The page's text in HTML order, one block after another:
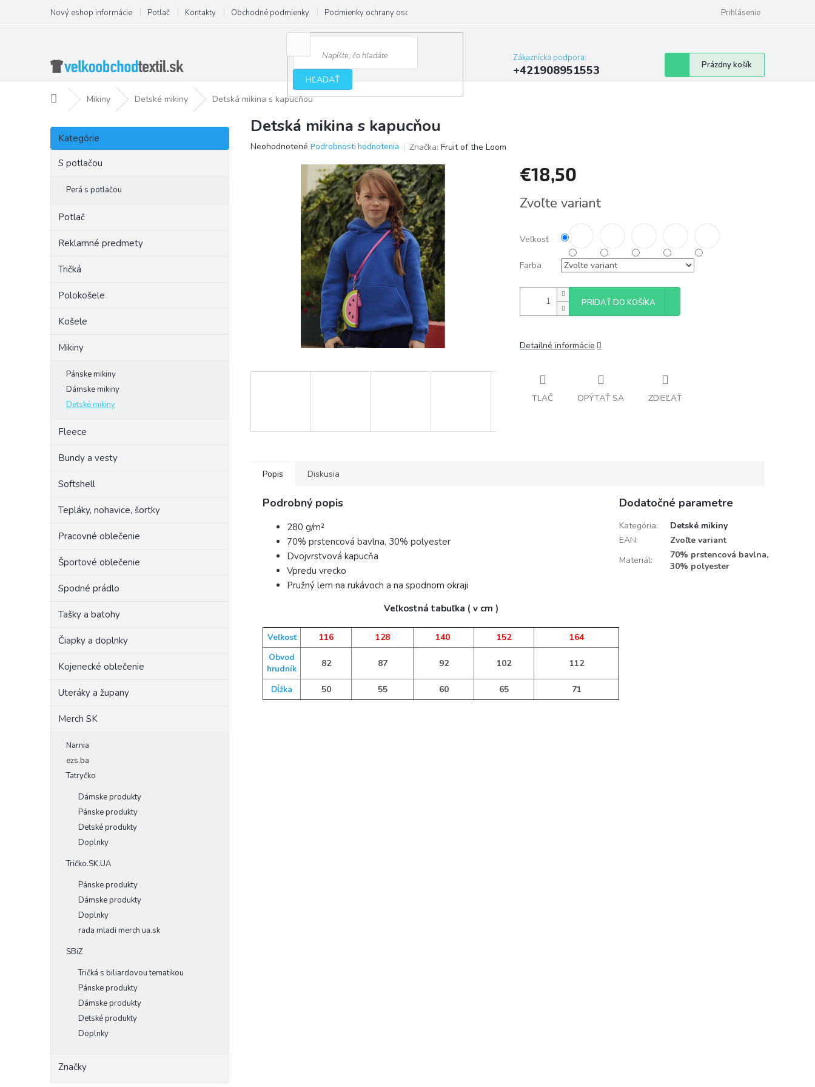
obsah
Nový eshop informácie Potlač Kontakty Obchodné podmienky Podmienky ochrany osobných údajov Prihlásenie
HĽADAŤ
Zákaznícka podpora:
+421908951553
Nákupný
košík
Prázdny košík
DomovMikiny Detské mikiny Detská mikina s kapucňou
B
č
Preskočiť
kategórie
Kategórie
S potlačou
Perá s potlačou
Potlač
Reklamné predmety
Tričká
Polokošele
Košele
Mikiny
Pánske mikiny
Dámske mikiny
Detské mikiny
Fleece
Bundy a vesty
Softshell
Tepláky, nohavice, šortky
Pracovné oblečenie
Športové oblečenie
Spodné prádlo
Tašky a batohy
Čiapky a doplnky
Kojenecké oblečenie
Uteráky a župany
Merch SK
Narnia
ezs.ba
Tatryčko
Dámske produkty
Pánske produkty
Detské produkty
Doplnky
Tričko.SK.UA
Pánske produkty
Dámske produkty
Doplnky
rada mladi merch ua.sk
SBiZ
Tričká s biliardovou tematikou
Pánske produkty
Dámske produkty
Detské produkty
Doplnky
Značky
Detská mikina s kapucňou
Priemerné
Neohodnotené Podrobnosti hodnotenia Značka: Fruit of the Loom
€18,50
cena:
Zvoľte variant
Veľkosť
Farba
PRIDAŤ DO KOŠÍKA
Detailné informácie
TLAČ OPÝTAŤ SA ZDIEĽAŤ
Popis Diskusia
Podrobný popis
280 g/m²
70% prstencová bavlna, 30% polyester
Dvojvrstvová kapucňa
Vpredu vrecko
Pružný lem na rukávoch a na spodnom okraji
Veľkostná tabuľka ( v cm )
Veľkosť 116 128 140 152 164
Obvod
hrudník
82 87 92 102 112
Dĺžka 50 55 60 65 71
Dodatočné parametre
Kategória:
Detské mikiny
EAN:
Zvoľte variant
Materiál:
70% prstencová bavlna,
30% polyester